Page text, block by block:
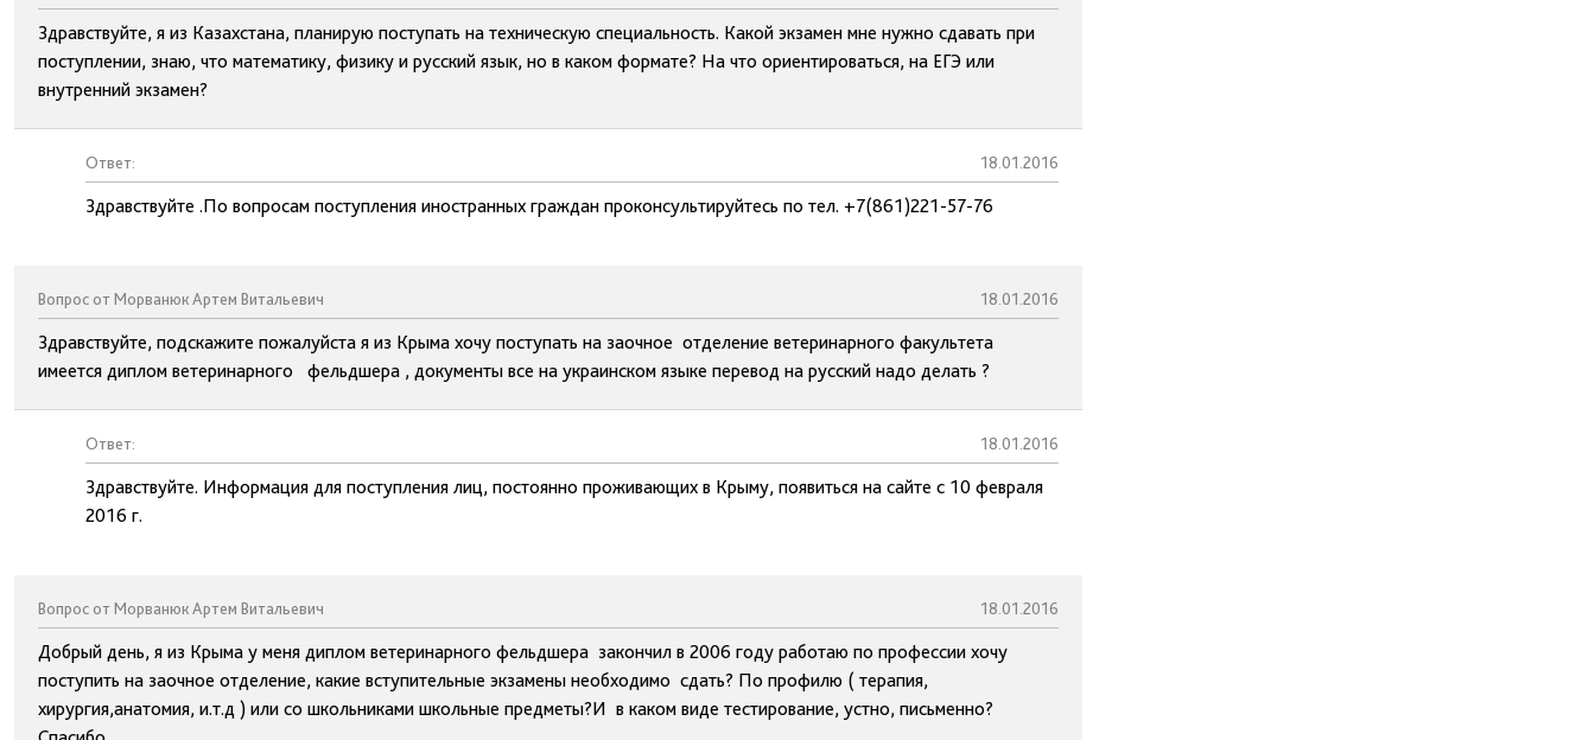
Здравствуйте, я из Казахстана, планирую поступать на техническую специальность. Какой экзамен мне нужно сдавать при
поступлении, знаю, что математику, физику и русский язык, но в каком формате? На что ориентироваться, на ЕГЭ или
внутренний экзамен?
Ответ: 18.01.2016
Здравствуйте .По вопросам поступления иностранных граждан проконсультируйтесь по тел. +7(861)221-57-76
Вопрос от Морванюк Артем Витальевич 18.01.2016
Здравствуйте, подскажите пожалуйста я из Крыма хочу поступать на заочное отделение ветеринарного факультета
имеется диплом ветеринарного фельдшера , документы все на украинском языке перевод на русский надо делать ?
Ответ: 18.01.2016
Здравствуйте. Информация для поступления лиц, постоянно проживающих в Крыму, появиться на сайте с 10 февраля
2016 г.
Вопрос от Морванюк Артем Витальевич 18.01.2016
Добрый день, я из Крыма у меня диплом ветеринарного фельдшера закончил в 2006 году работаю по профессии хочу
поступить на заочное отделение, какие вступительные экзамены необходимо сдать? По профилю ( терапия,
хирургия,анатомия, и.т.д ) или со школьниками школьные предметы?И в каком виде тестирование, устно, письменно?